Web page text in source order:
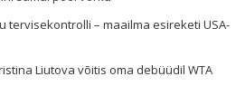
tervisekontrolli – maailma esireketi USA-
Liutova võitis oma debüüdil WTA